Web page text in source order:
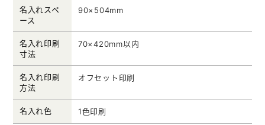
名入れスペ
ース
90×504mm
名入れ印刷
寸法
70×420mm以内
名入れ印刷
方法
オフセット印刷
名入れ色 1色印刷